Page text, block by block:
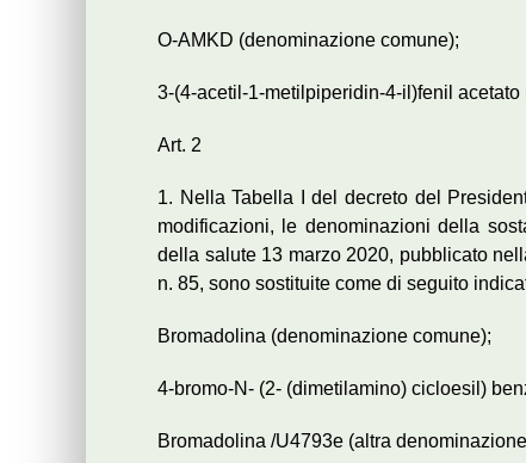
O-AMKD (denominazione comune);
3-(4-acetil-1-metilpiperidin-4-il)fenil
Art. 2
1. Nella Tabella I del decreto del
modificazioni, le denominazioni della
della salute 13 marzo 2020, pubblicato
n. 85, sono sostituite come di seguito
Bromadolina (denominazione comune);
4-bromo-N- (2- (dimetilamino) cicloesil)
Bromadolina /U4793e (altra